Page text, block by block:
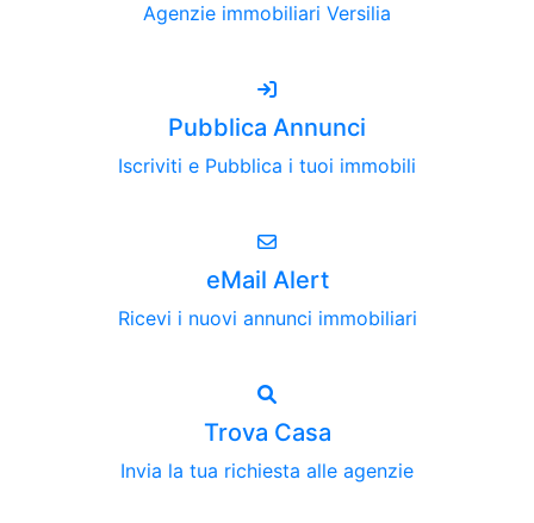
Agenzie immobiliari Versilia
Pubblica Annunci
Iscriviti e Pubblica i tuoi immobili
eMail Alert
Ricevi i nuovi annunci immobiliari
Trova Casa
Invia la tua richiesta alle agenzie